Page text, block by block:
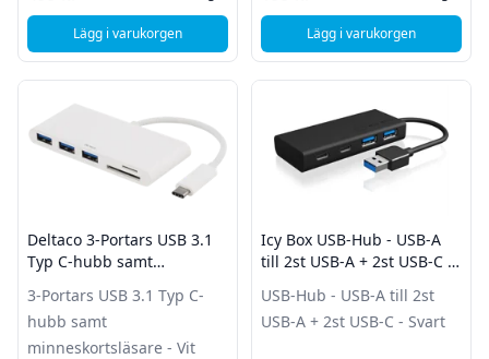
Lägg i varukorgen, TP-Link UH700 - USB-Hub - 7 port - USB 3.0
Lägg i varukorgen
, TP-Link UH400
Deltaco 3-Portars USB 3.1
Typ C-hubb samt
3-Portars USB 3.1 Typ C-
hubb samt
minneskortsläsare - Vit
Icy Box USB-Hub - USB-A
till 2st USB-A + 2st USB-C -
USB-Hub - USB-A till 2st
USB-A + 2st USB-C - Svart